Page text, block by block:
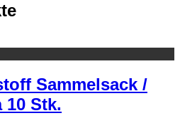
Sammelsack /
10 Stk.